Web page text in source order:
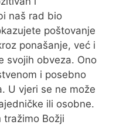
naš rad bio
poštovanje
ponašanje, već i
svojih obveza. Ono
i posebno
U vjeri se ne može
ili osobne.
tražimo Božji